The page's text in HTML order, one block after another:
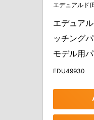
エデュアルド
エデュア
ッチング
モデル用
EDU49930